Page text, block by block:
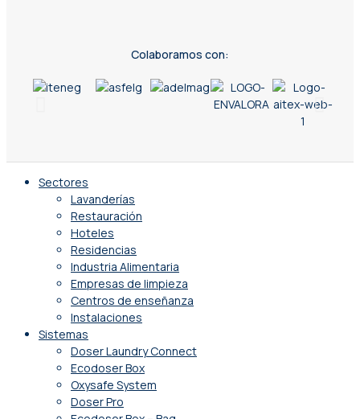
Colaboramos con:
Sectores
Lavanderías
Restauración
Hoteles
Residencias
Industria Alimentaria
Empresas de limpieza
Centros de enseñanza
Instalaciones
Sistemas
Doser Laundry Connect​
Ecodoser Box
Oxysafe System
Doser Pro